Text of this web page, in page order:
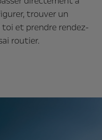
trouver un
toi et prendre rendez-
routier.